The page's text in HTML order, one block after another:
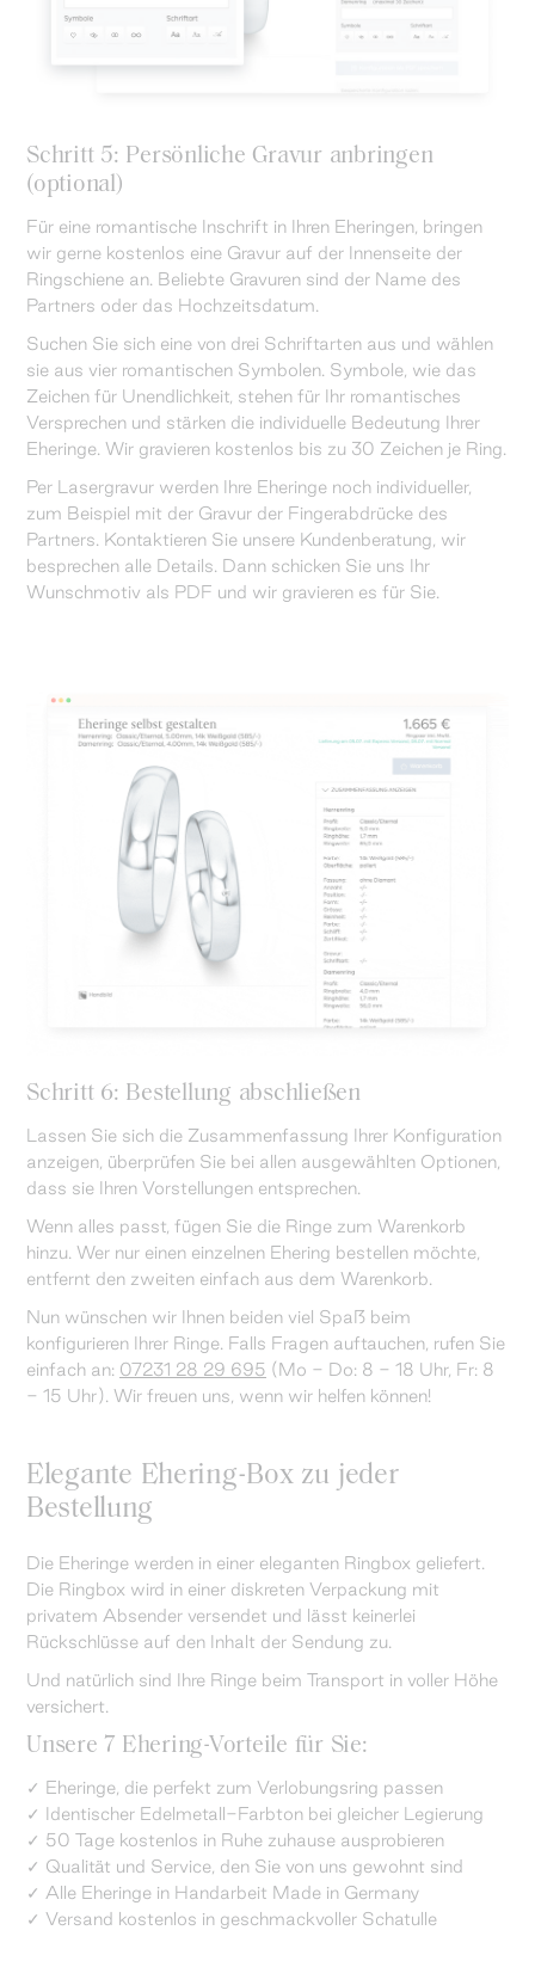
Schritt 5: Persönliche Gravur anbringen
(optional)
Für eine romantische Inschrift in Ihren Eheringen, bringen
wir gerne kostenlos eine Gravur auf der Innenseite der
Ringschiene an. Beliebte Gravuren sind der Name des
Partners oder das Hochzeitsdatum.
Suchen Sie sich eine von drei Schriftarten aus und wählen
sie aus vier romantischen Symbolen. Symbole, wie das
Zeichen für Unendlichkeit, stehen für Ihr romantisches
Versprechen und stärken die individuelle Bedeutung Ihrer
Eheringe. Wir gravieren kostenlos bis zu 30 Zeichen je Ring.
Per Lasergravur werden Ihre Eheringe noch individueller,
zum Beispiel mit der Gravur der Fingerabdrücke des
Partners. Kontaktieren Sie unsere Kundenberatung, wir
besprechen alle Details. Dann schicken Sie uns Ihr
Wunschmotiv als PDF und wir gravieren es für Sie.
Schritt 6: Bestellung abschließen
Lassen Sie sich die Zusammenfassung Ihrer Konfiguration
anzeigen, überprüfen Sie bei allen ausgewählten Optionen,
dass sie Ihren Vorstellungen entsprechen.
Wenn alles passt, fügen Sie die Ringe zum Warenkorb
hinzu. Wer nur einen einzelnen Ehering bestellen möchte,
entfernt den zweiten einfach aus dem Warenkorb.
Nun wünschen wir Ihnen beiden viel Spaß beim
konfigurieren Ihrer Ringe. Falls Fragen auftauchen, rufen Sie
einfach an: 07231 28 29 695 (Mo - Do: 8 - 18 Uhr, Fr: 8
- 15 Uhr). Wir freuen uns, wenn wir helfen können!
Elegante Ehering-Box zu jeder
Bestellung
Die Eheringe werden in einer eleganten Ringbox geliefert.
Die Ringbox wird in einer diskreten Verpackung mit
privatem Absender versendet und lässt keinerlei
Rückschlüsse auf den Inhalt der Sendung zu.
Und natürlich sind Ihre Ringe beim Transport in voller Höhe
versichert.
Unsere 7 Ehering-Vorteile für Sie:
✓ Eheringe, die perfekt zum Verlobungsring passen
✓ Identischer Edelmetall-Farbton bei gleicher Legierung
✓ 50 Tage kostenlos in Ruhe zuhause ausprobieren
✓ Qualität und Service, den Sie von uns gewohnt sind
✓ Alle Eheringe in Handarbeit Made in Germany
✓ Versand kostenlos in geschmackvoller Schatulle